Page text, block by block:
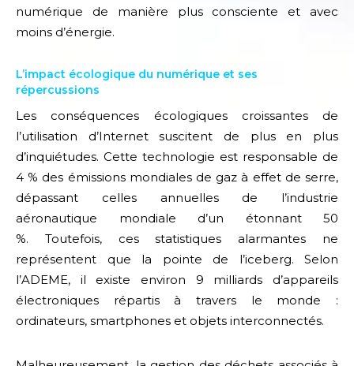
numérique de manière plus consciente et avec
moins d’énergie.
L’impact écologique du numérique et ses
répercussions
Les conséquences écologiques croissantes de
l’utilisation d’Internet suscitent de plus en plus
d’inquiétudes. Cette technologie est responsable de
4 % des émissions mondiales de gaz à effet de serre,
dépassant celles annuelles de l’industrie
aéronautique mondiale d’un étonnant 50
%.
Toutefois, ces statistiques alarmantes ne
représentent que la pointe de l’iceberg. Selon
l’ADEME, il existe environ 9 milliards d’appareils
électroniques répartis à travers le monde :
ordinateurs, smartphones et objets interconnectés.